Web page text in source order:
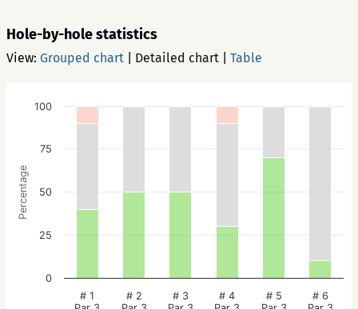
Hole-by-hole statistics
View: Grouped chart Detailed chart Table
Percentage
# 1
# 2
# 3
# 4
# 5
# 6
0
25
50
75
100